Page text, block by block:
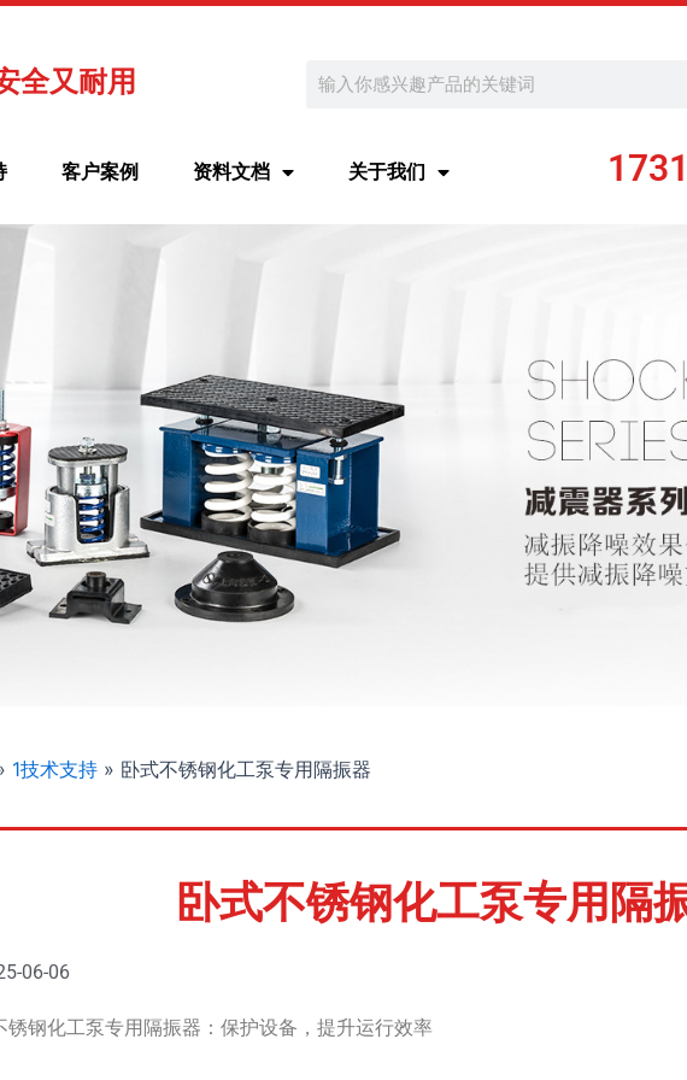
全又耐用
客户案例 资料文档 关于我们
1技术支持 » 卧式不锈钢化工泵专用隔振器
卧式不锈钢化工泵专用隔
06-06
锈钢化工泵专用隔振器：保护设备，提升运行效率